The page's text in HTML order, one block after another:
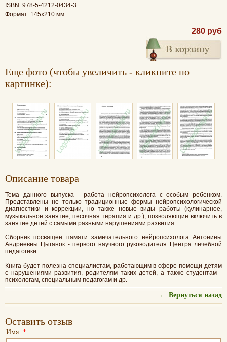
ISBN: 978-5-4212-0434-3
Формат: 145х210 мм
280 руб
Еще фото (чтобы увеличить - кликните по
картинке):
Oписание товара
Тема данного выпуска - работа нейропсихолога с особым ребенком.
Представлены не только традиционные формы нейропсихологической
диагностики и коррекции, но также новые виды работы (кулинарное,
музыкальное занятие, песочная терапия и др.), позволяющие включить в
занятие детей с самыми разными нарушениями развития.
Сборник посвящен памяти замечательного нейропсихолога Антонины
Андреевны Цыганок - первого научного руководителя Центра лечебной
педагогики.
Книга будет полезна специалистам, работающим в сфере помощи детям
с нарушениями развития, родителям таких детей, а также студентам -
психологам, специальным педагогам и др.
← Вернуться назад
Оставить отзыв
Имя: *